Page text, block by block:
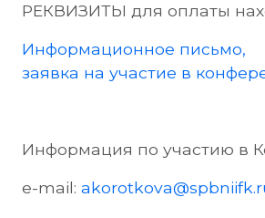
РЕКВИЗИТЫ для оплаты
Информационное письмо,
заявка на участие в
Информация по участию в
e-mail: